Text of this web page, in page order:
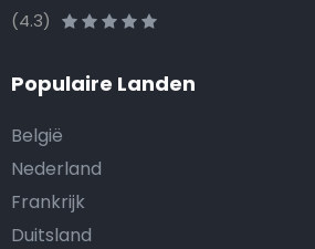
(4.3)
Populaire Landen
België
Nederland
Frankrijk
Duitsland